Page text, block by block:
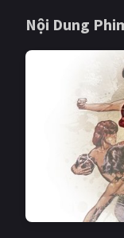
PHIM LẺ
PHIM CHIẾU RẠP
TUYỂN TẬP PHIM
Nội Dung